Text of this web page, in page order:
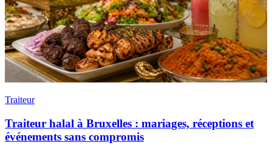
Traiteur
Traiteur halal à Bruxelles : mariages, réceptions et
événements sans compromis